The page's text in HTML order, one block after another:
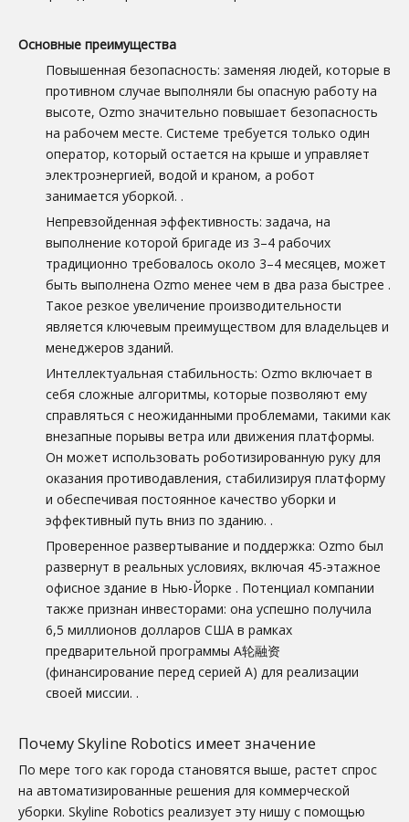
Основные преимущества
Повышенная безопасность: заменяя людей, которые в
противном случае выполняли бы опасную работу на
высоте, Ozmo значительно повышает безопасность
на рабочем месте. Системе требуется только один
оператор, который остается на крыше и управляет
электроэнергией, водой и краном, а робот
занимается уборкой. .
Непревзойденная эффективность: задача, на
выполнение которой бригаде из 3–4 рабочих
традиционно требовалось около 3–4 месяцев, может
быть выполнена Ozmo менее чем в два раза быстрее .
Такое резкое увеличение производительности
является ключевым преимуществом для владельцев и
менеджеров зданий.
Интеллектуальная стабильность: Ozmo включает в
себя сложные алгоритмы, которые позволяют ему
справляться с неожиданными проблемами, такими как
внезапные порывы ветра или движения платформы.
Он может использовать роботизированную руку для
оказания противодавления, стабилизируя платформу
и обеспечивая постоянное качество уборки и
эффективный путь вниз по зданию. .
Проверенное развертывание и поддержка: Ozmo был
развернут в реальных условиях, включая 45-этажное
офисное здание в Нью-Йорке . Потенциал компании
также признан инвесторами: она успешно получила
6,5 миллионов долларов США в рамках
предварительной программы A轮融资
(финансирование перед серией A) для реализации
своей миссии. .
Почему Skyline Robotics имеет значение
По мере того как города становятся выше, растет спрос
на автоматизированные решения для коммерческой
уборки. Skyline Robotics реализует эту нишу с помощью